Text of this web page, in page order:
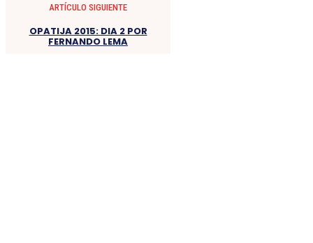
ARTÍCULO SIGUIENTE
OPATIJA 2015: DIA 2 POR
FERNANDO LEMA